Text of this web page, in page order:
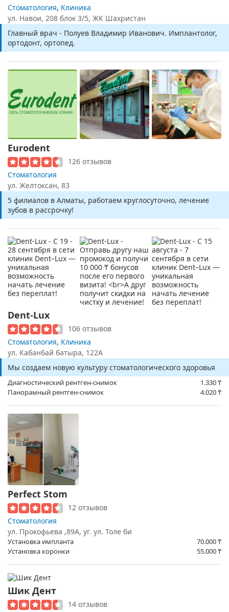
Стоматология, Клиника
ул. Навои, 208 блок 3/5, ЖК Шахристан
Главный врач - Полуев Владимир Иванович. Имплантолог,
ортодонт, ортопед.
Eurodent
126 отзывов
Стоматология
ул. Желтоксан, 83
5 филиалов в Алматы, работаем круглосуточно, лечение
зубов в рассрочку!
Dent-Lux
106 отзывов
Стоматология, Клиника
ул. Кабанбай батыра, 122А
Мы создаем новую культуру стоматологического здоровья
Диагностический рентген-снимок 1.330₸
Панорамный рентген-снимок
4.020₸
Perfect Stom
12 отзывов
Стоматология
ул. Прокофьева ,89А, уг. ул. Толе би
Установка импланта 70.000₸
Установка коронки
55.000₸
Шик Дент
14 отзывов